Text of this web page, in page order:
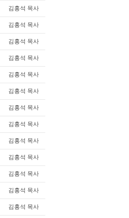
김홍석 목사
김홍석 목사
김홍석 목사
김홍석 목사
김홍석 목사
김홍석 목사
김홍석 목사
김홍석 목사
김홍석 목사
김홍석 목사
김홍석 목사
김홍석 목사
김홍석 목사